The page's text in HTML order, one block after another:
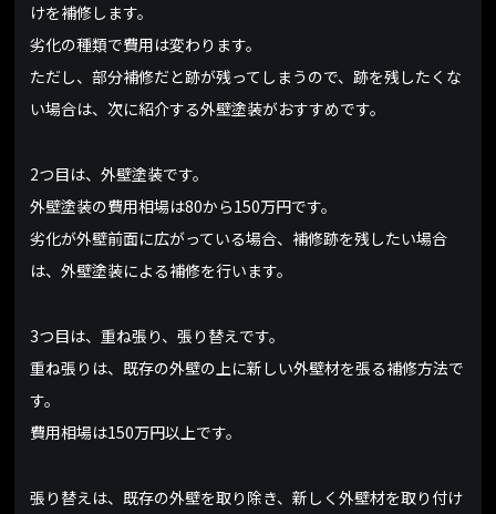
けを補修します。
劣化の種類で費用は変わります。
ただし、部分補修だと跡が残ってしまうので、跡を残したくな
い場合は、次に紹介する外壁塗装がおすすめです。
2つ目は、外壁塗装です。
外壁塗装の費用相場は80から150万円です。
劣化が外壁前面に広がっている場合、補修跡を残したい場合
は、外壁塗装による補修を行います。
3つ目は、重ね張り、張り替えです。
重ね張りは、既存の外壁の上に新しい外壁材を張る補修方法で
す。
費用相場は150万円以上です。
張り替えは、既存の外壁を取り除き、新しく外壁材を取り付け